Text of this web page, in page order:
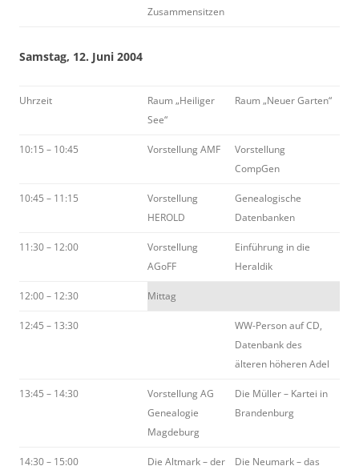
Zusammensitzen
Samstag, 12. Juni 2004
Uhrzeit
Raum „Heiliger
See“
Raum „Neuer Garten“
10:15 – 10:45 Vorstellung AMF
Vorstellung
CompGen
10:45 – 11:15
Vorstellung
HEROLD
Genealogische
Datenbanken
11:30 – 12:00
Vorstellung
AGoFF
Einführung in die
Heraldik
12:00 – 12:30 Mittag
12:45 – 13:30
WW-Person auf CD,
Datenbank des
älteren höheren Adel
13:45 – 14:30
Vorstellung AG
Genealogie
Magdeburg
Die Müller – Kartei in
Brandenburg
14:30 – 15:00 Die Altmark – der Die Neumark – das